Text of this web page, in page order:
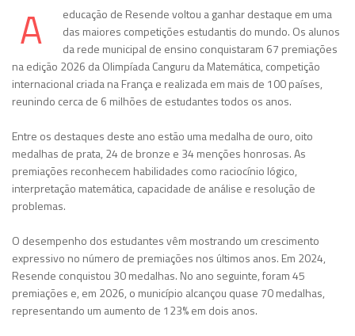
A
educação de Resende voltou a ganhar destaque em uma
das maiores competições estudantis do mundo. Os alunos
da rede municipal de ensino conquistaram 67 premiações
na edição 2026 da Olimpíada Canguru da Matemática, competição
internacional criada na França e realizada em mais de 100 países,
reunindo cerca de 6 milhões de estudantes todos os anos.
Entre os destaques deste ano estão uma medalha de ouro, oito
medalhas de prata, 24 de bronze e 34 menções honrosas. As
premiações reconhecem habilidades como raciocínio lógico,
interpretação matemática, capacidade de análise e resolução de
problemas.
O desempenho dos estudantes vêm mostrando um crescimento
expressivo no número de premiações nos últimos anos. Em 2024,
Resende conquistou 30 medalhas. No ano seguinte, foram 45
premiações e, em 2026, o município alcançou quase 70 medalhas,
representando um aumento de 123% em dois anos.